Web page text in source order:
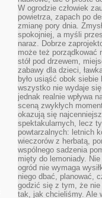
W ogrodzie człowiek
powietrza, zapach po
zmianę pory dnia.
spokojniej, a myśli
naraz. Dobrze
może też porządkować
stół pod drzewem,
zabawy dla dzieci,
było usiąść obok
wszystko nie wydaje
jednak realnie wpływa
sceną zwykłych
okazują się
spektakularnych, lecz
powtarzalnych: letnich
wieczorów z herbatą,
wspólnego sadzenia
mięty do lemoniady.
ogród nie wymaga
niego dbać, planować,
godzić się z tym, że
tak, jak chcieliśmy. Ale